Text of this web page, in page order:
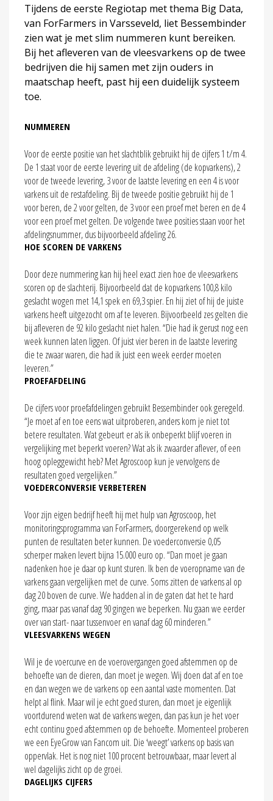
Tijdens de eerste Regiotap met thema Big Data,
van ForFarmers in Varsseveld, liet Bessembinder
zien wat je met slim nummeren kunt bereiken.
Bij het afleveren van de vleesvarkens op de twee
bedrijven die hij samen met zijn ouders in
maatschap heeft, past hij een duidelijk systeem
toe.
NUMMEREN
Voor de eerste positie van het slachtblik gebruikt hij de cijfers 1 t/m 4.
De 1 staat voor de eerste levering uit de afdeling (de kopvarkens), 2
voor de tweede levering, 3 voor de laatste levering en een 4 is voor
varkens uit de restafdeling. Bij de tweede positie gebruikt hij de 1
voor beren, de 2 voor gelten, de 3 voor een proef met beren en de 4
voor een proef met gelten. De volgende twee posities staan voor het
afdelingsnummer, dus bijvoorbeeld afdeling 26.
HOE SCOREN DE VARKENS
Door deze nummering kan hij heel exact zien hoe de vleesvarkens
scoren op de slachterij. Bijvoorbeeld dat de kopvarkens 100,8 kilo
geslacht wogen met 14,1 spek en 69,3 spier. En hij ziet of hij de juiste
varkens heeft uitgezocht om af te leveren. Bijvoorbeeld zes gelten die
bij afleveren de 92 kilo geslacht niet halen. “Die had ik gerust nog een
week kunnen laten liggen. Of juist vier beren in de laatste levering
die te zwaar waren, die had ik juist een week eerder moeten
leveren.”
PROEFAFDELING
De cijfers voor proefafdelingen gebruikt Bessembinder ook geregeld.
“Je moet af en toe eens wat uitproberen, anders kom je niet tot
betere resultaten. Wat gebeurt er als ik onbeperkt blijf voeren in
vergelijking met beperkt voeren? Wat als ik zwaarder aflever, of een
hoog opleggewicht heb? Met Agroscoop kun je vervolgens de
resultaten goed vergelijken.”
VOEDERCONVERSIE VERBETEREN
Voor zijn eigen bedrijf heeft hij met hulp van Agroscoop, het
monitoringsprogramma van ForFarmers, doorgerekend op welk
punten de resultaten beter kunnen. De voederconversie 0,05
scherper maken levert bijna 15.000 euro op. “Dan moet je gaan
nadenken hoe je daar op kunt sturen. Ik ben de voeropname van de
varkens gaan vergelijken met de curve. Soms zitten de varkens al op
dag 20 boven de curve. We hadden al in de gaten dat het te hard
ging, maar pas vanaf dag 90 gingen we beperken. Nu gaan we eerder
over van start- naar tussenvoer en vanaf dag 60 minderen.”
VLEESVARKENS WEGEN
Wil je de voercurve en de voerovergangen goed afstemmen op de
behoefte van de dieren, dan moet je wegen. Wij doen dat af en toe
en dan wegen we de varkens op een aantal vaste momenten. Dat
helpt al flink. Maar wil je echt goed sturen, dan moet je eigenlijk
voortdurend weten wat de varkens wegen, dan pas kun je het voer
echt continu goed afstemmen op de behoefte. Momenteel proberen
we een EyeGrow van Fancom uit. Die ‘weegt’ varkens op basis van
oppervlak. Het is nog niet 100 procent betrouwbaar, maar levert al
wel dagelijks zicht op de groei.
DAGELIJKS CIJFERS